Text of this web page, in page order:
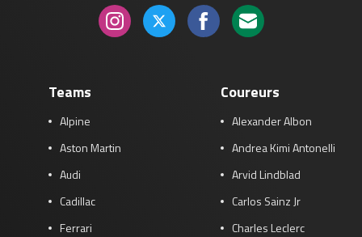
Teams
Alpine
Aston Martin
Audi
Cadillac
Ferrari
Coureurs
Alexander Albon
Andrea Kimi Antonelli
Arvid Lindblad
Carlos Sainz Jr
Charles Leclerc